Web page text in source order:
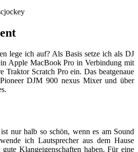
lege ich auf? Als Basis setze ich als DJ
Apple MacBook Pro in Verbindung mit
Traktor Scratch Pro ein. Das beatgenaue
DJM 900 nexus Mixer und über
nur halb so schön, wenn es am Sound
ich Lautsprecher aus dem Hause
Klangeigenschaften haben. Für eine